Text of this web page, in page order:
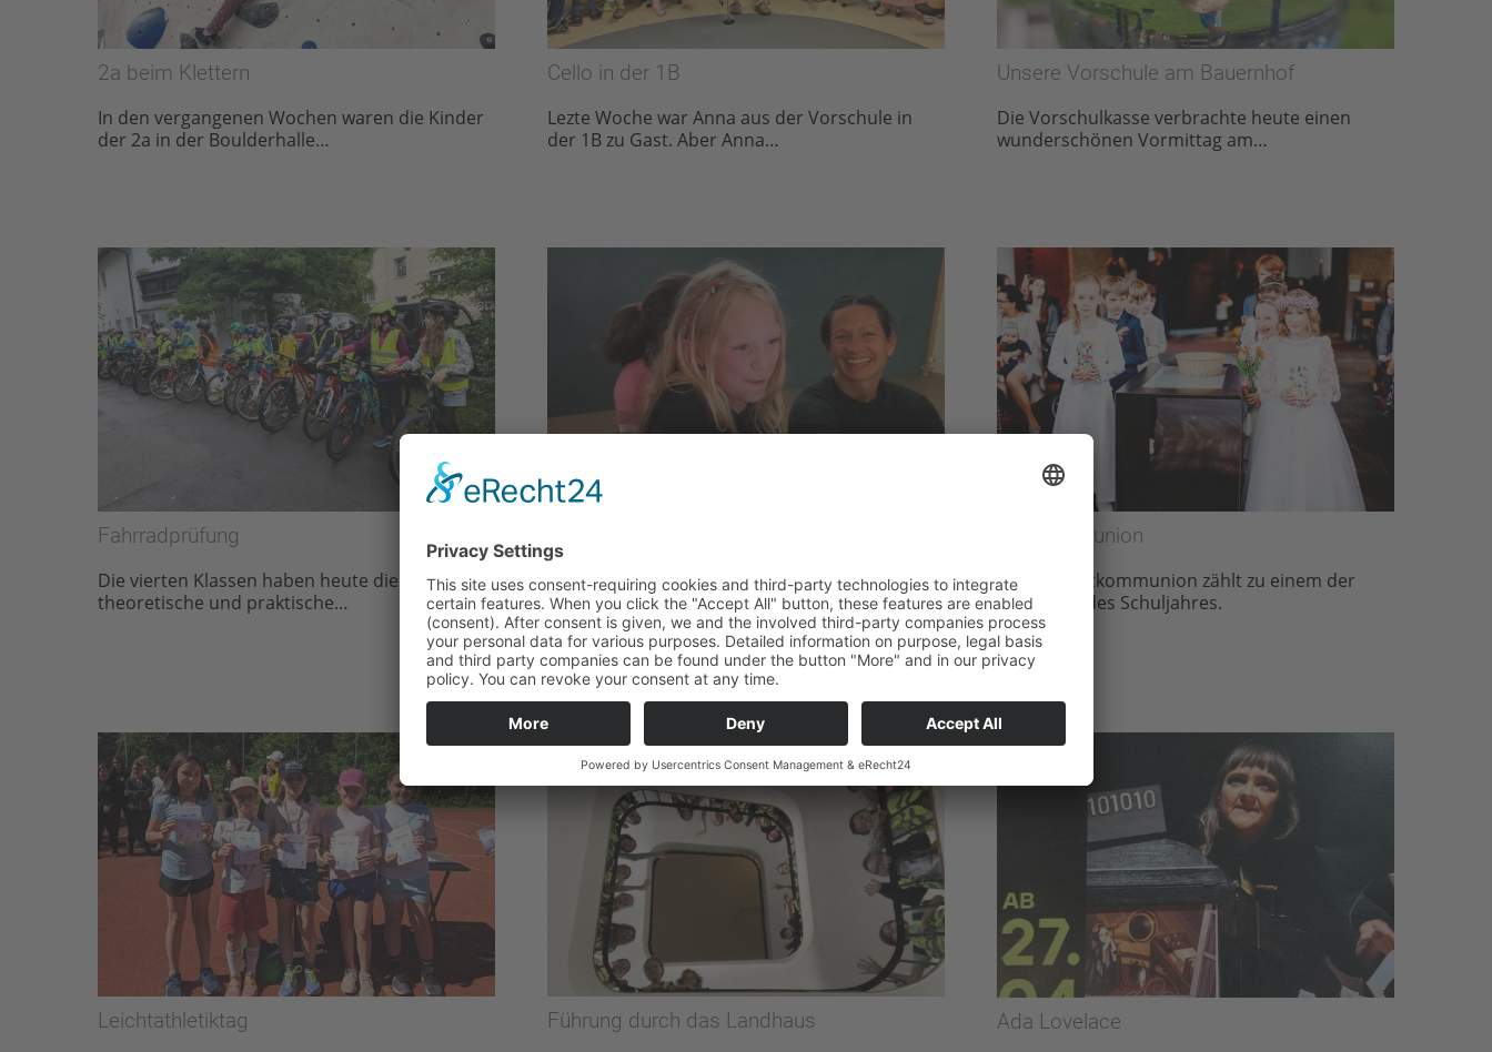
2a beim Klettern
In den vergangenen Wochen waren die Kinder
der 2a in der Boulderhalle…
Cello in der 1B
Lezte Woche war Anna aus der Vorschule in
der 1B zu Gast. Aber Anna…
Unsere Vorschule am Bauernhof
Die Vorschulkasse verbrachte heute einen
wunderschönen Vormittag am…
Fahrradprüfung
Die vierten Klassen haben heute die
theoretische und praktische…
So kann digitale Grundbildung auch
ausschauen: die 3B erfand ein…
Erstkommunion
Unsere Erstkommunion zählt zu einem der
Highlights des Schuljahres.
…
Leichtathletiktag Führung durch das Landhaus Ada Lovelace